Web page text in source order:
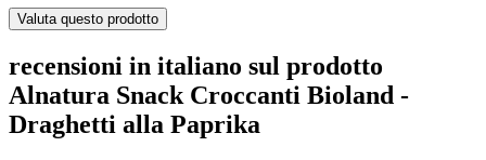
Valuta questo prodotto
recensioni in italiano sul prodotto
Alnatura Snack Croccanti Bioland -
Draghetti alla Paprika